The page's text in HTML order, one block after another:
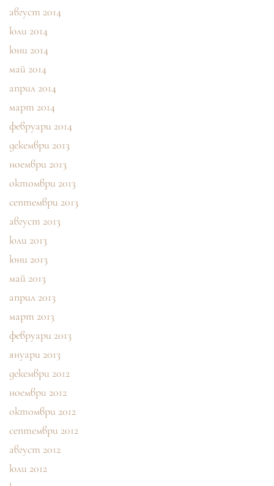
август 2014
юли 2014
юни 2014
май 2014
април 2014
март 2014
февруари 2014
декември 2013
ноември 2013
октомври 2013
септември 2013
август 2013
юли 2013
юни 2013
май 2013
април 2013
март 2013
февруари 2013
януари 2013
декември 2012
ноември 2012
октомври 2012
септември 2012
август 2012
юли 2012